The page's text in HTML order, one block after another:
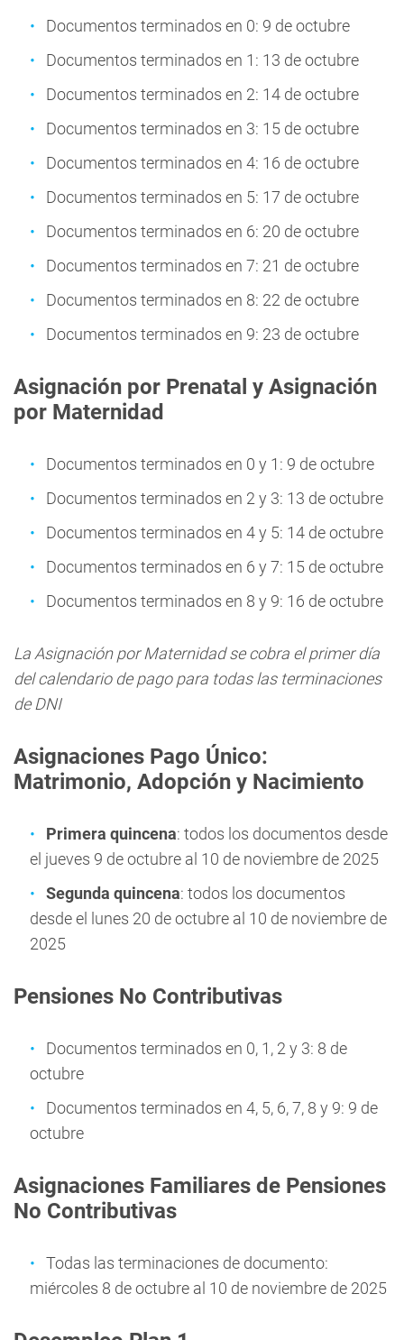
Documentos terminados en 0: 9 de octubre
Documentos terminados en 1: 13 de octubre
Documentos terminados en 2: 14 de octubre
Documentos terminados en 3: 15 de octubre
Documentos terminados en 4: 16 de octubre
Documentos terminados en 5: 17 de octubre
Documentos terminados en 6: 20 de octubre
Documentos terminados en 7: 21 de octubre
Documentos terminados en 8: 22 de octubre
Documentos terminados en 9: 23 de octubre
Asignación por Prenatal y Asignación
por Maternidad
Documentos terminados en 0 y 1: 9 de octubre
Documentos terminados en 2 y 3: 13 de octubre
Documentos terminados en 4 y 5: 14 de octubre
Documentos terminados en 6 y 7: 15 de octubre
Documentos terminados en 8 y 9: 16 de octubre
La Asignación por Maternidad se cobra el primer día
del calendario de pago para todas las terminaciones
de DNI
Asignaciones Pago Único:
Matrimonio, Adopción y Nacimiento
Primera quincena: todos los documentos desde
el jueves 9 de octubre al 10 de noviembre de 2025
Segunda quincena: todos los documentos
desde el lunes 20 de octubre al 10 de noviembre de
2025
Pensiones No Contributivas
Documentos terminados en 0, 1, 2 y 3: 8 de
octubre
Documentos terminados en 4, 5, 6, 7, 8 y 9: 9 de
octubre
Asignaciones Familiares de Pensiones
No Contributivas
Todas las terminaciones de documento:
miércoles 8 de octubre al 10 de noviembre de 2025